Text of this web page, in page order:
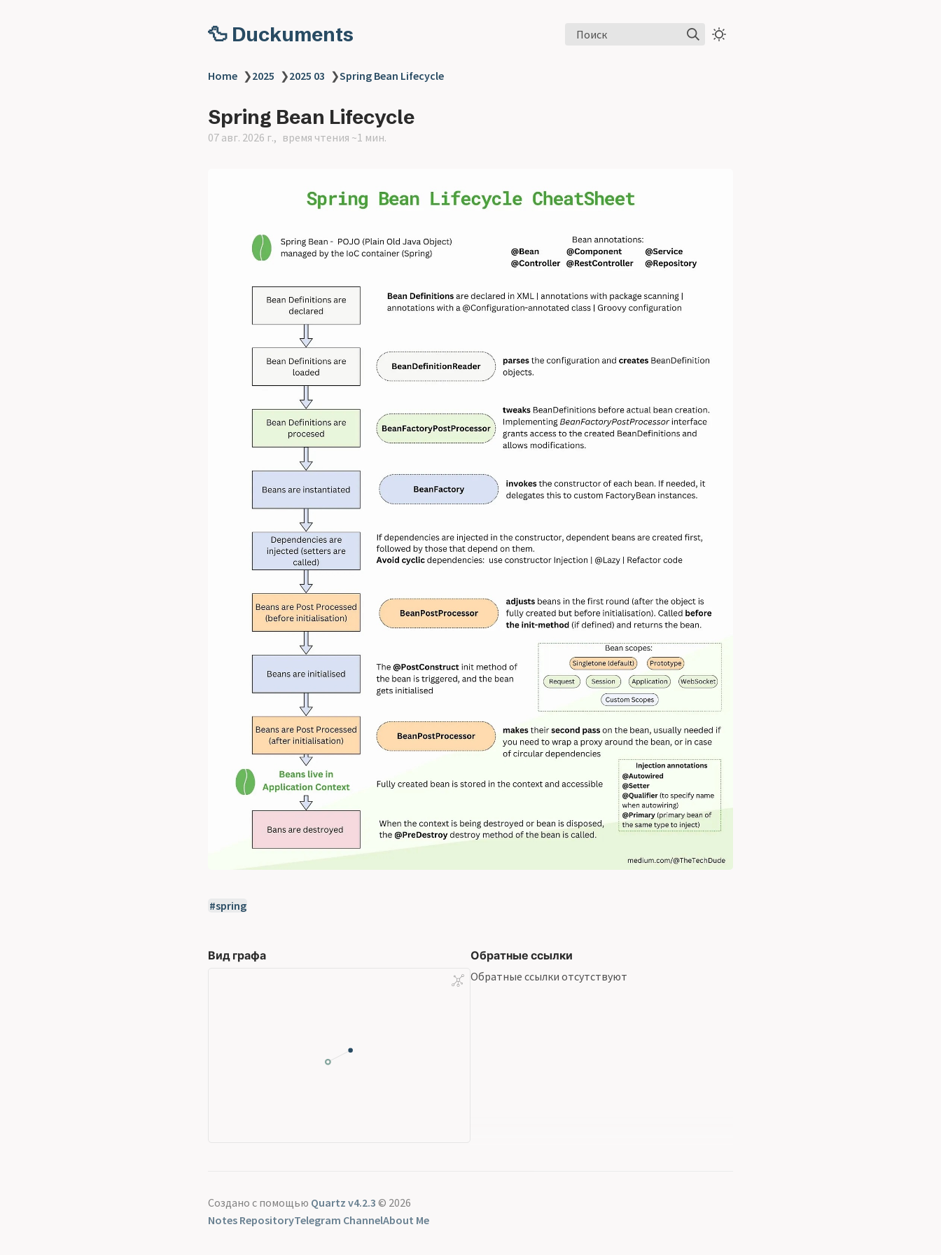
🦆 Duckuments Поиск
Home ❯2025 ❯2025 03 ❯Spring Bean Lifecycle
Spring Bean Lifecycle
07 авг. 2026 г. время чтения ~1 мин.
spring
Вид графа
Обратные ссылки
Обратные ссылки отсутствуют
Создано с помощью Quartz v4.2.3 © 2026
Notes RepositoryTelegram ChannelAbout Me